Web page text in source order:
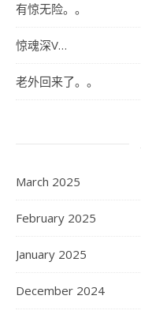
有惊无险。。
惊魂深V…
老外回来了。。
March 2025
February 2025
January 2025
December 2024